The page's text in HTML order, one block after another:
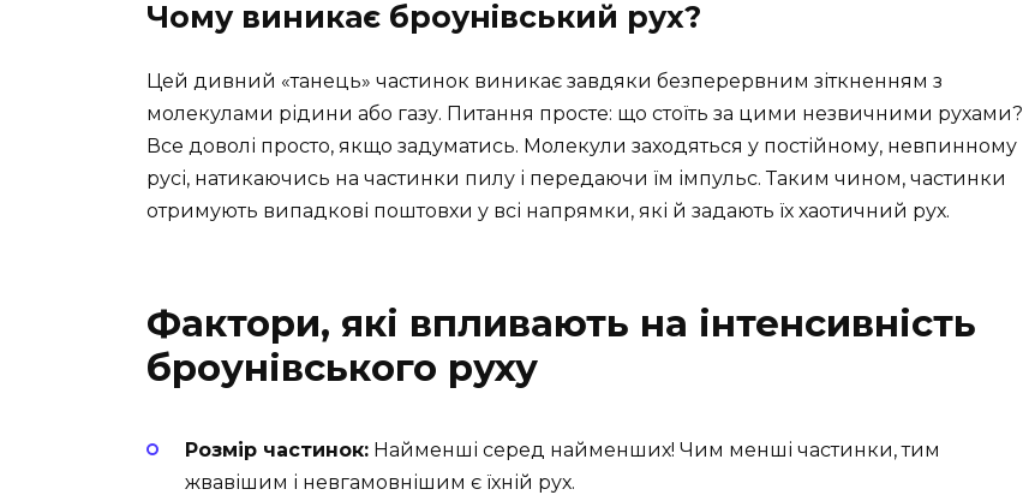
Чому виникає броунівський рух?
Цей дивний «танець» частинок виникає завдяки безперервним зіткненням з
молекулами рідини або газу. Питання просте: що стоїть за цими незвичними рухами?
Все доволі просто, якщо задуматись. Молекули заходяться у постійному, невпинному
русі, натикаючись на частинки пилу і передаючи їм імпульс. Таким чином, частинки
отримують випадкові поштовхи у всі напрямки, які й задають їх хаотичний рух.
Фактори, які впливають на інтенсивність
броунівського руху
Розмір частинок: Найменші серед найменших! Чим менші частинки, тим
жвавішим і невгамовнішим є їхній рух.